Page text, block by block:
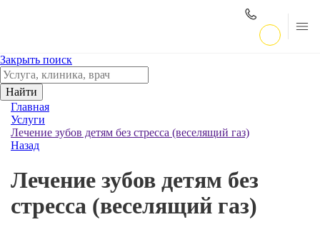
Закрыть поиск
Найти
Главная
Услуги
Лечение зубов детям без стресса (веселящий газ)
Назад
Лечение зубов детям без
стресса (веселящий газ)